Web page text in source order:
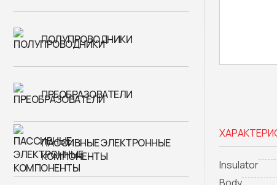
ПОЛУПРОВОДНИКИ
ПРЕОБРАЗОВАТЕЛИ
ПАССИВНЫЕ ЭЛЕКТРОННЫЕ
КОМПОНЕНТЫ
Insulator